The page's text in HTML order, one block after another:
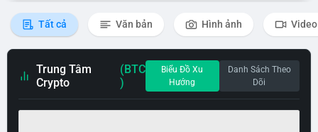
Tất cả Văn bản Hình ảnh Video
Trung Tâm
Crypto
(BTC
)
Biểu Đồ Xu
Hướng
Danh Sách Theo
Dõi